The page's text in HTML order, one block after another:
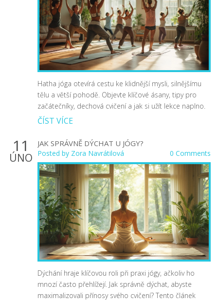
Hatha jóga otevírá cestu ke klidnější mysli, silnějšímu
tělu a větší pohodě. Objevte klíčové ásany, tipy pro
začátečníky, dechová cvičení a jak si užít lekce naplno.
ČÍST VÍCE
11
ÚNO
JAK SPRÁVNĚ DÝCHAT U JÓGY?
Posted by Zora Navrátilová 0 Comments
Dýchání hraje klíčovou roli při praxi jógy, ačkoliv ho
mnozí často přehlížejí. Jak správně dýchat, abyste
maximalizovali přínosy svého cvičení? Tento článek